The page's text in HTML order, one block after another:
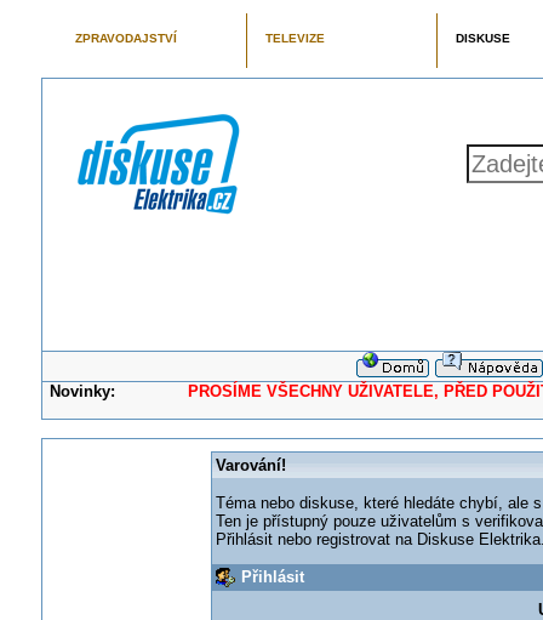
ZPRAVODAJSTVÍ TELEVIZE DISKUSE
Novinky: PROSÍME VŠECHNY UŽIVATELE, PŘED
Varování!
Téma nebo diskuse, které hledáte chybí, ale
Ten je přístupný pouze uživatelům s
Přihlásit nebo registrovat na Diskuse
Přihlásit